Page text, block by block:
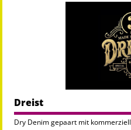
Dreist
Dry Denim gepaart mit